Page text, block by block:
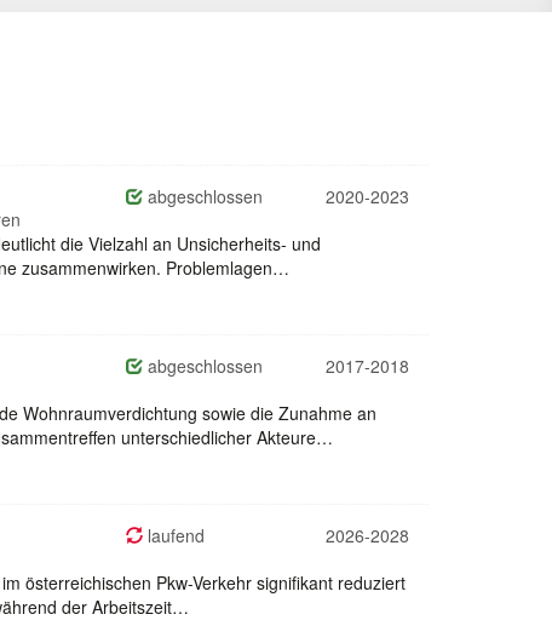
abgeschlossen
2020-2023
die Vielzahl an Unsicherheits- und
zusammenwirken. Problemlagen…
abgeschlossen
2017-2018
Wohnraumverdichtung sowie die Zunahme an
unterschiedlicher Akteure…
laufend
2026-2028
österreichischen Pkw-Verkehr signifikant reduziert
der Arbeitszeit…